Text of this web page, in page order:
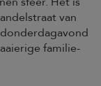
van
familie-